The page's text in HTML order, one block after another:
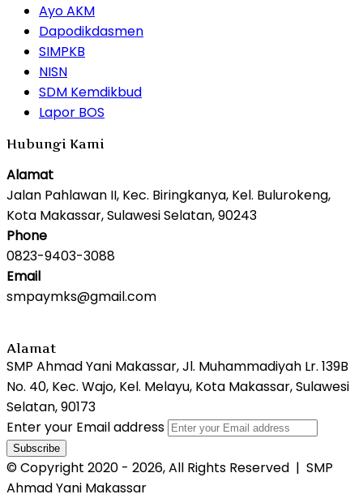
Ayo AKM
Dapodikdasmen
SIMPKB
NISN
SDM Kemdikbud
Lapor BOS
Hubungi Kami
Alamat
Jalan Pahlawan II, Kec. Biringkanya, Kel. Bulurokeng,
Kota Makassar, Sulawesi Selatan, 90243
Phone
0823-9403-3088
Email
smpaymks@gmail.com
Alamat
SMP Ahmad Yani Makassar, Jl. Muhammadiyah Lr. 139B
No. 40, Kec. Wajo, Kel. Melayu, Kota Makassar, Sulawesi
Selatan, 90173
Enter your Email address
© Copyright 2020 - 2026, All Rights Reserved | SMP
Ahmad Yani Makassar